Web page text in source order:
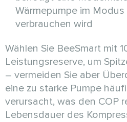
Wärmepumpe im
verbrauchen wird
Wählen Sie BeeSmart mit
Leistungsreserve, um
– vermeiden Sie aber
eine zu starke Pumpe
verursacht, was den COP
Lebensdauer des